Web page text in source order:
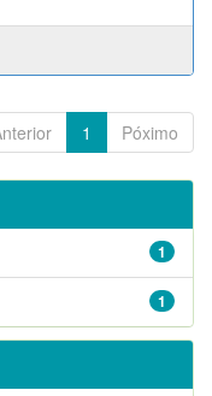
1 Póximo
1
1